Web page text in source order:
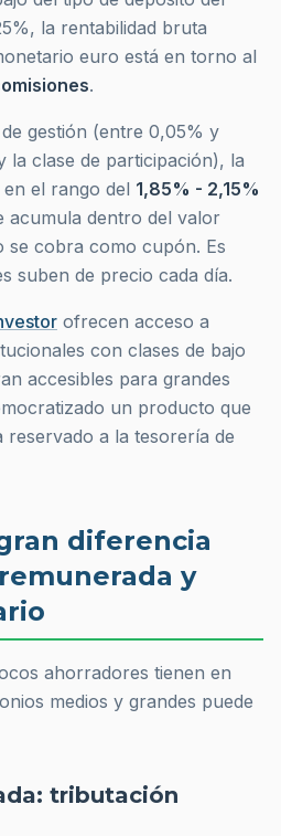
la rentabilidad bruta
euro está en torno al
.
gestión (entre 0,05% y
la clase de participación), la
el rango del 1,85% - 2,15%
acumula dentro del valor
se cobra como cupón. Es
suben de precio cada día.
ofrecen acceso a
con clases de bajo
accesibles para grandes
un producto que
reservado a la tesorería de
diferencia
y
ahorradores tienen en
medios y grandes puede
tributación